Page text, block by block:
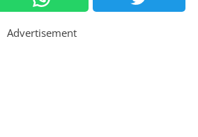
Advertisement